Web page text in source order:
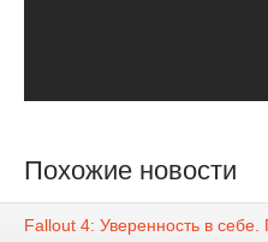
Похожие новости
Fallout 4: Уверенность в